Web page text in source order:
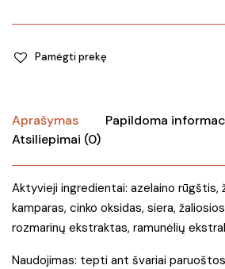
Pamėgti prekę
Aprašymas
Papildoma
Atsiliepimai (0)
Aktyvieji ingredientai: azelaino rūgštis,
kamparas, cinko oksidas, siera,
rozmarinų ekstraktas, ramunėlių
Naudojimas: tepti ant švariai